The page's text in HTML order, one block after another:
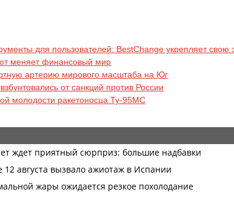
для пользователей: BestChange укрепляет свою
меняет финансовый мир
артерию мирового масштаба на Юг
от санкций против России
молодости ракетоносца Ту-95МС